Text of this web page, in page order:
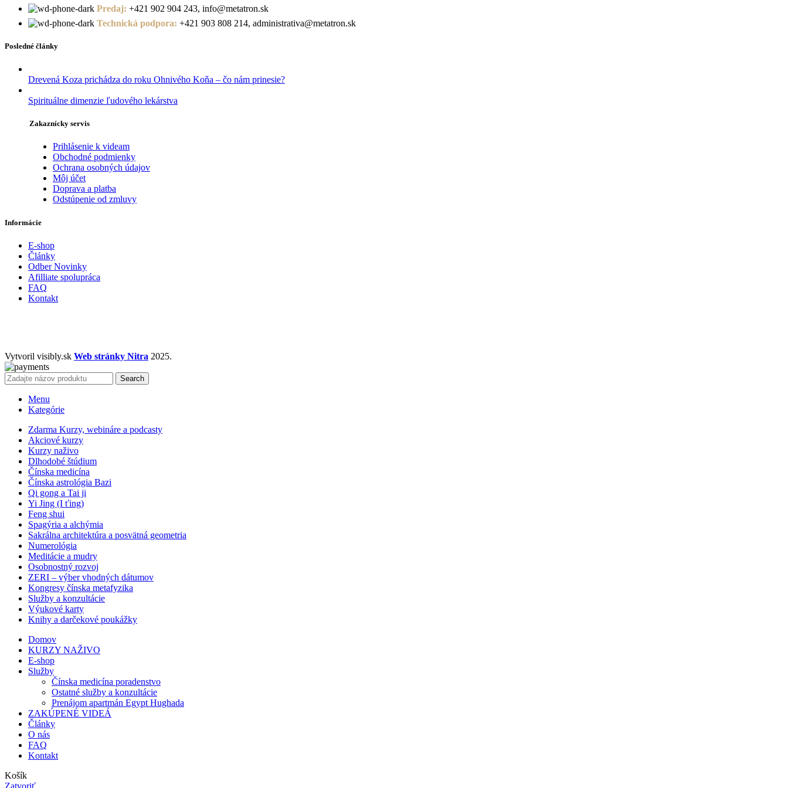
Predaj: +421 902 904 243, info@metatron.sk
Technická podpora: +421 903 808 214, administrativa@metatron.sk
Posledné články
Drevená Koza prichádza do roku Ohnivého Koňa – čo nám prinesie?
Spirituálne dimenzie ľudového lekárstva
Zakaznícky servis
Prihlásenie k videam
Obchodné podmienky
Ochrana osobných údajov
Môj účet
Doprava a platba
Odstúpenie od zmluvy
Informácie
E-shop
Články
Odber Novinky
Afilliate spolupráca
FAQ
Kontakt
Vytvoril visibly.sk Web stránky Nitra 2025.
Search
Menu
Kategórie
Zdarma Kurzy, webináre a podcasty
Akciové kurzy
Kurzy naživo
Dlhodobé štúdium
Čínska medicína
Čínska astrológia Bazi
Qi gong a Tai ji
Yi Jing (I ťing)
Feng shui
Spagýria a alchýmia
Sakrálna architektúra a posvätná geometria
Numerológia
Meditácie a mudry
Osobnostný rozvoj
ZERI – výber vhodných dátumov
Kongresy čínska metafyzika
Služby a konzultácie
Výukové karty
Knihy a darčekové poukážky
Domov
KURZY NAŽIVO
E-shop
Služby
Čínska medicína poradenstvo
Ostatné služby a konzultácie
Prenájom apartmán Egypt Hughada
ZAKÚPENÉ VIDEÁ
Články
O nás
FAQ
Kontakt
Košík
Zatvoriť